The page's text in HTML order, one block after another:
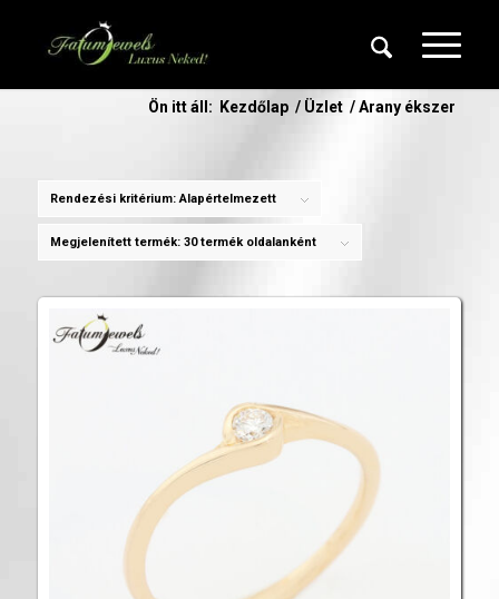
Ön itt áll: Kezdőlap / Üzlet / Arany ékszer
Rendezési kritérium:Alapértelmezett
Megjelenített termék: 30 termék oldalanként